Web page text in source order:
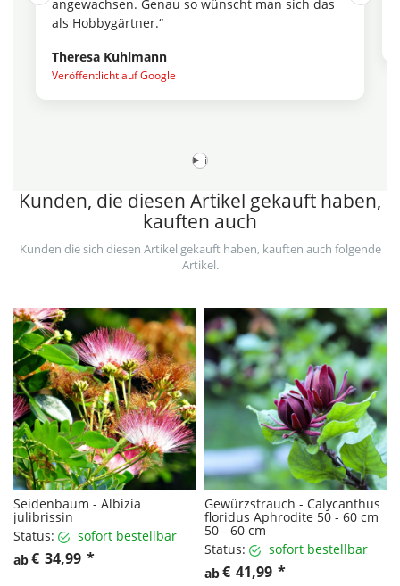
angewachsen. Genau so wünscht man sich das
als Hobbygärtner.“
Theresa Kuhlmann
Veröffentlicht auf Google
i
Kunden, die diesen Artikel gekauft haben,
kauften auch
Kunden die sich diesen Artikel gekauft haben, kauften auch folgende
Artikel.
Seidenbaum - Albizia
julibrissin
Status:
sofort bestellbar
ab€ 34,99 *
Gewürzstrauch - Calycanthus
floridus Aphrodite 50 - 60 cm
50 - 60 cm
Status:
sofort bestellbar
ab€ 41,99 *